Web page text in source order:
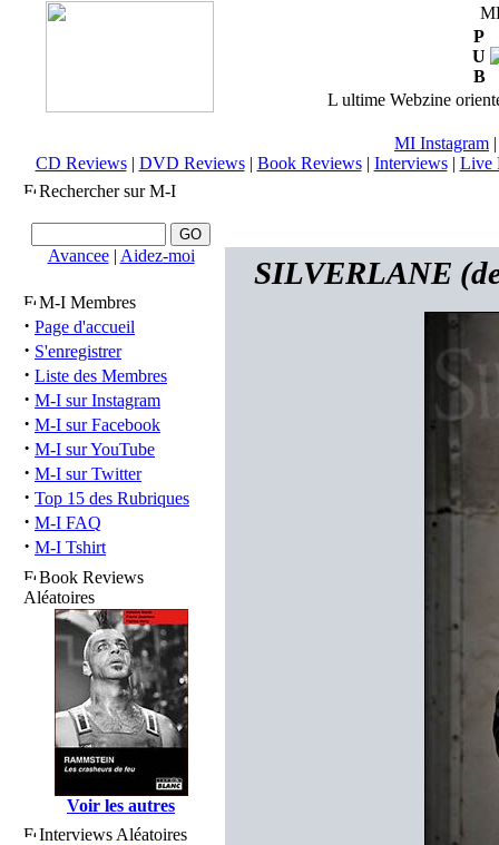
P
U
B
L ultime Webzine
MI Instagram
CD Reviews| DVD Reviews| Book Reviews| Interviews| Live
Rechercher sur M-I
Avancee| Aidez-moi
M-I Membres
· Page d'accueil
· S'enregistrer
· Liste des Membres
· M-I sur Instagram
· M-I sur Facebook
· M-I sur YouTube
· M-I sur Twitter
· Top 15 des Rubriques
· M-I FAQ
· M-I Tshirt
Book Reviews
Aléatoires
Voir les autres
Interviews Aléatoires
SILVERLANE